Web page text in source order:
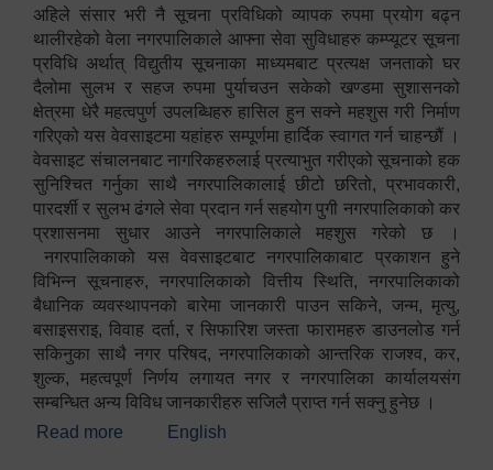
अहिले संसार भरी नै सूचना प्रविधिको व्यापक रुपमा प्रयोग बढ्न
थालीरहेको वेला नगरपालिकाले आफ्ना सेवा सुविधाहरु कम्प्यूटर सूचना
प्रविधि अर्थात् विद्युतीय सूचनाका माध्यमबाट प्रत्यक्ष जनताको घर
दैलोमा सुलभ र सहज रुपमा पुर्याचउन सकेको खण्डमा सुशासनको
क्षेत्रमा धेरै महत्वपुर्ण उपलब्धिहरु हासिल हुन सक्ने महशुस गरी निर्माण
गरिएको यस वेवसाइटमा यहांहरु सम्पूर्णमा हार्दिक स्वागत गर्न चाहन्छौं ।
वेवसाइट संचालनबाट नागरिकहरुलाई प्रत्याभुत गरीएको सूचनाको हक
सुनिश्चित गर्नुका साथै नगरपालिकालाई छीटो छरितो, प्रभावकारी,
पारदर्शी र सुलभ ढंगले सेवा प्रदान गर्न सहयोग पुगी नगरपालिकाको कर
प्रशासनमा सुधार आउने नगरपालिकाले महशुस गरेको छ ।
नगरपालिकाको यस वेवसाइटबाट नगरपालिकाबाट प्रकाशन हुने
विभिन्न सूचनाहरु, नगरपालिकाको वित्तीय स्थिति, नगरपालिकाको
बैधानिक व्यवस्थापनको बारेमा जानकारी पाउन सकिने, जन्म, मृत्यु,
बसाइसराइ, विवाह दर्ता, र सिफारिश जस्ता फारामहरु डाउनलोड गर्न
सकिनुका साथै नगर परिषद, नगरपालिकाको आन्तरिक राजश्व, कर,
शुल्क, महत्वपूर्ण निर्णय लगायत नगर र नगरपालिका कार्यालयसंग
सम्बन्धित अन्य विविध जानकारीहरु सजिलै प्राप्त गर्न सक्नु हुनेछ ।
Read more about स्वागतम!!!
English